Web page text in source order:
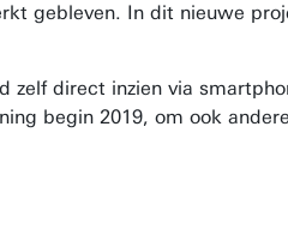
gebleven. In dit nieuwe
zelf direct inzien via
begin 2019, om ook